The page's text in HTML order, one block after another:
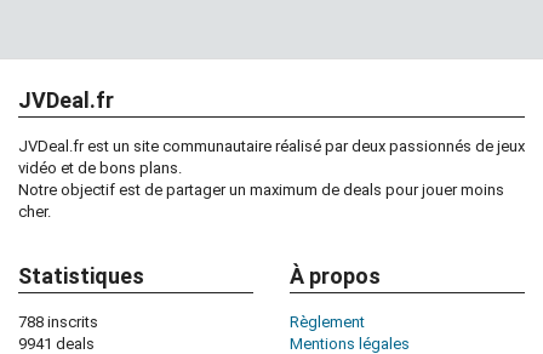
JVDeal.fr
JVDeal.fr est un site communautaire réalisé par deux passionnés de jeux
vidéo et de bons plans.
Notre objectif est de partager un maximum de deals pour jouer moins
cher.
Statistiques
788 inscrits
9941 deals
À propos
Règlement
Mentions légales